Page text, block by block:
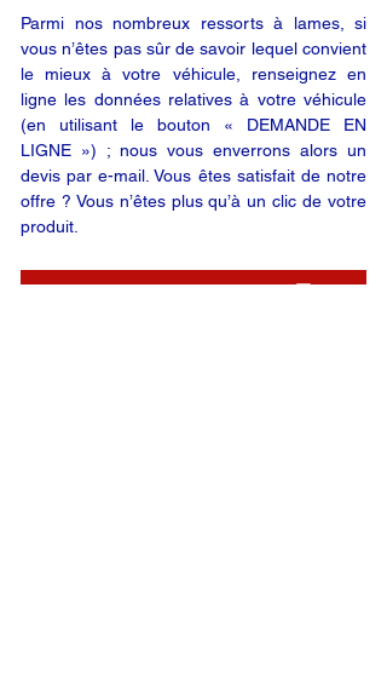
Parmi nos nombreux ressorts à lames, si
vous n’êtes pas sûr de savoir lequel convient
le mieux à votre véhicule, renseignez en
ligne les données relatives à votre véhicule
(en utilisant le bouton « DEMANDE EN
LIGNE ») ; nous vous enverrons alors un
devis par e-mail. Vous êtes satisfait de notre
offre ? Vous n’êtes plus qu’à un clic de votre
produit.